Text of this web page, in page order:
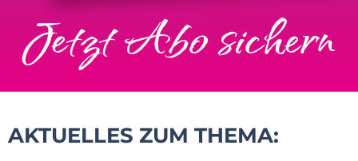
Jetzt Abo sichern
AKTUELLES ZUM THEMA: